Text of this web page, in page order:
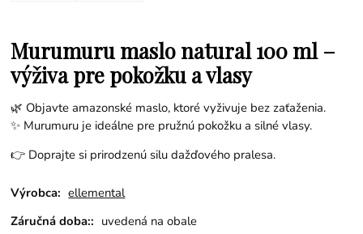
Murumuru maslo natural 100 ml –
výživa pre pokožku a vlasy
🌿 Objavte amazonské maslo, ktoré vyživuje bez zaťaženia.
✨ Murumuru je ideálne pre pružnú pokožku a silné vlasy.
👉 Doprajte si prirodzenú silu dažďového pralesa.
Výrobca: ellemental
Záručná doba:: uvedená na obale